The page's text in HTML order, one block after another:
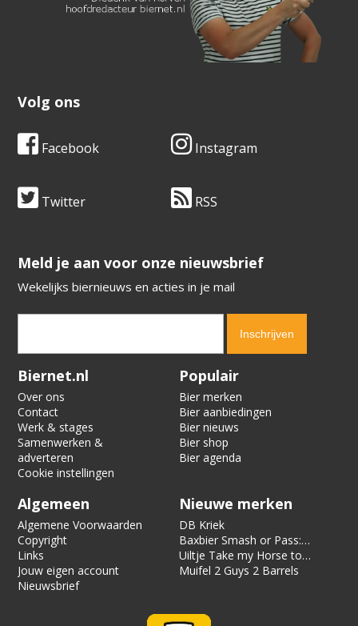
Volg ons
Facebook Instagram
Twitter RSS
​​​​​​​Meld je aan voor onze nieuwsbrief
Wekelijks biernieuws en acties in je mail
Verification code:
Biernet.nl
Over ons
Contact
Werk & stages
Samenwerken &
adverteren
Cookie instellingen
Populair
Bier merken
Bier aanbiedingen
Bier nieuws
Bier shop
Bier agenda
Algemeen
Algemene Voorwaarden
Copyright
Links
Jouw eigen account
Nieuwsbrief
Nieuwe merken
DB Kriek
Baxbier Smash or Pass:
Strata
Uiltje Take my Horse to
the Hotel Room
Muifel 2 Guys 2 Barrels